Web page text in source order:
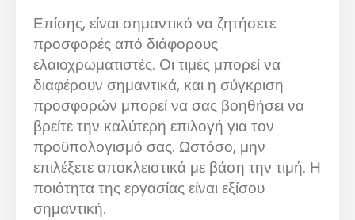
Επίσης, είναι σημαντικό να ζητήσετε
προσφορές από διάφορους
ελαιοχρωματιστές. Οι τιμές μπορεί να
διαφέρουν σημαντικά, και η σύγκριση
προσφορών μπορεί να σας βοηθήσει να
βρείτε την καλύτερη επιλογή για τον
προϋπολογισμό σας. Ωστόσο, μην
επιλέξετε αποκλειστικά με βάση την τιμή. Η
ποιότητα της εργασίας είναι εξίσου
σημαντική.